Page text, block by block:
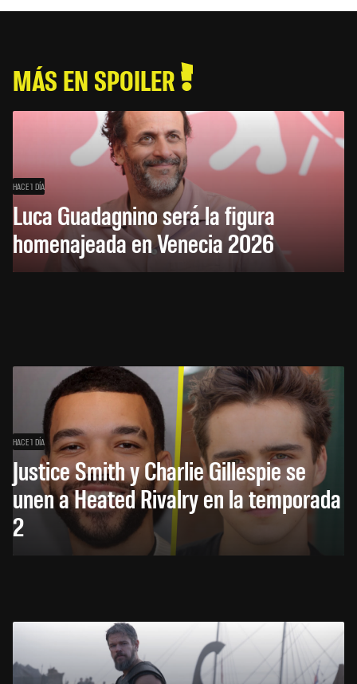
MÁS EN SPOILER
HACE 1 DÍA
Luca Guadagnino será la figura
homenajeada en Venecia 2026
HACE 1 DÍA
Justice Smith y Charlie Gillespie se
unen a Heated Rivalry en la temporada
2